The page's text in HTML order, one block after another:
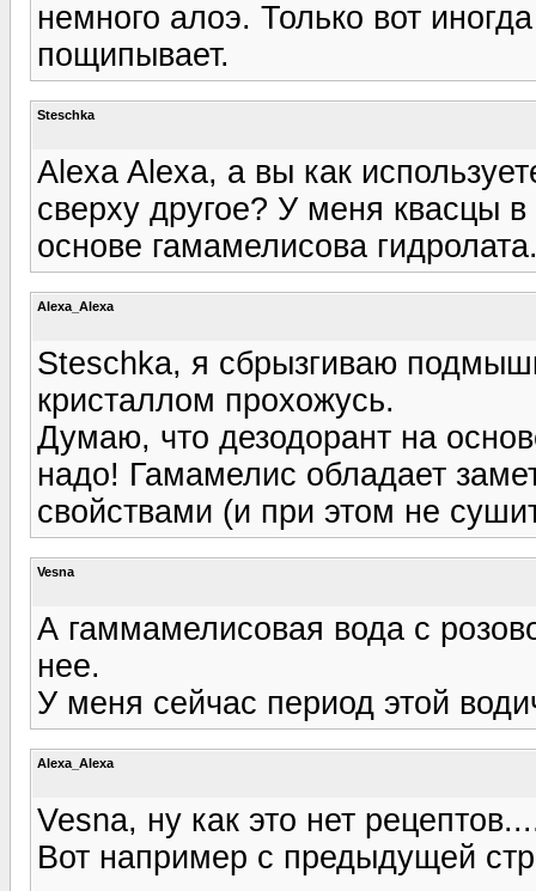
немного алоэ. Только вот
пощипывает.
Steschka
Alexa Alexa, а вы как
сверху другое? У меня квасцы
основе гамамелисова
Alexa_Alexa
Steschka, я сбрызгиваю
кристаллом прохожусь.
Думаю, что дезодорант на
надо! Гамамелис обладает
свойствами (и при этом не
Vesna
А гаммамелисовая вода с
нее.
У меня сейчас период этой
Alexa_Alexa
Vesna, ну как это нет
Вот например с предыдущей